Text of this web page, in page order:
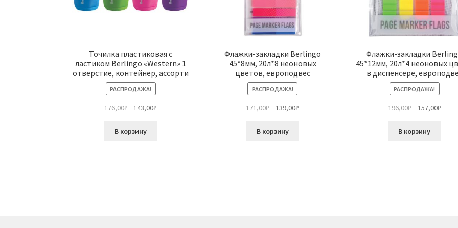
Точилка пластиковая с
ластиком Berlingo «Western» 1
отверстие, контейнер, ассорти
РАСПРОДАЖА!
176,00₽
Первоначальная
составляла
143,00₽
В корзину
Флажки-закладки Berlingo
45*8мм, 20л*8 неоновых
цветов, европодвес
РАСПРОДАЖА!
171,00₽
Первоначальная
составляла
139,00₽
В корзину
Флажки-закладки
45*12мм, 20л*4 неоновых
в диспенсере,
РАСПРОДАЖА!
196,00₽
составляла
157,00₽
В корзину